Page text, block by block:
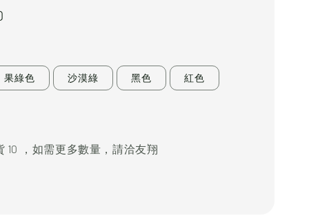
果綠色 沙漠綠 黑色 紅色
10 ，如需更多數量，請洽友翔